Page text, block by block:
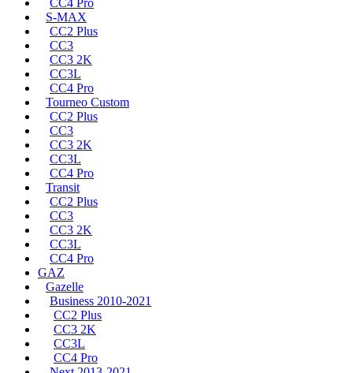
CC4 Pro
S-MAX
CC2 Plus
CC3
CC3 2K
CC3L
CC4 Pro
Tourneo Custom
CC2 Plus
CC3
CC3 2K
CC3L
CC4 Pro
Transit
CC2 Plus
CC3
CC3 2K
CC3L
CC4 Pro
GAZ
Gazelle
Business 2010-2021
CC2 Plus
CC3 2K
CC3L
CC4 Pro